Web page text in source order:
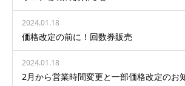
2024.01.18
価格改定の前に！回数券販売
2024.01.18
2月から営業時間変更と一部価格改定のお